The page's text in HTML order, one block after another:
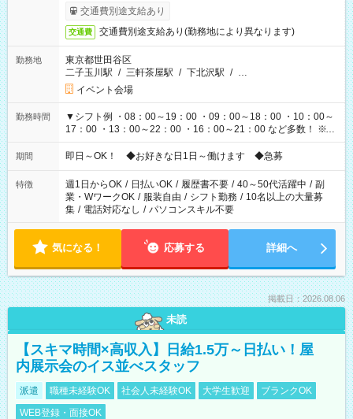
も異なります
交通費別途支給あり
交通費 交通費別途支給あり(勤務地により異なります)
勤務地
東京都世田谷区
二子玉川駅 / 三軒茶屋駅 / 下北沢駅 / …
イベント会場
勤務時間
▼シフト例 ・08：00～19：00 ・09：00～18：00 ・10：00～
17：00 ・13：00～22：00 ・16：00～21：00 など多数！ ※お
仕事により勤務時間が異なります
期間 即日～OK！ ◆お好きな日1日～働けます ◆急募
特徴 週1日からOK / 日払いOK / 履歴書不要 / 40～50代活躍中 / 副
業・WワークOK / 服装自由 / シフト勤務 / 10名以上の大量募
集 / 電話対応なし / パソコンスキル不要
気になる！ 応募する 詳細へ
掲載日：2026.08.06
未読
【スキマ時間×高収入】日給1.5万～日払い！屋
内展示会のイス並べスタッフ
派遣 職種未経験OK 社会人未経験OK 大学生歓迎
ブランクOK
WEB登録・面接OK